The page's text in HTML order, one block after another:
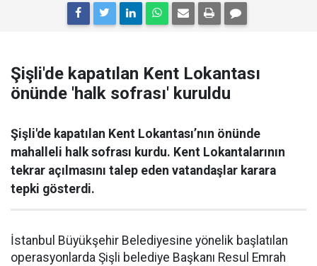
Şişli'de kapatılan Kent Lokantası
önünde 'halk sofrası' kuruldu
Şişli'de kapatılan Kent Lokantası’nın önünde
mahalleli halk sofrası kurdu. Kent Lokantalarının
tekrar açılmasını talep eden vatandaşlar karara
tepki gösterdi.
İstanbul Büyükşehir Belediyesine yönelik başlatılan
operasyonlarda Şişli belediye Başkanı Resul Emrah